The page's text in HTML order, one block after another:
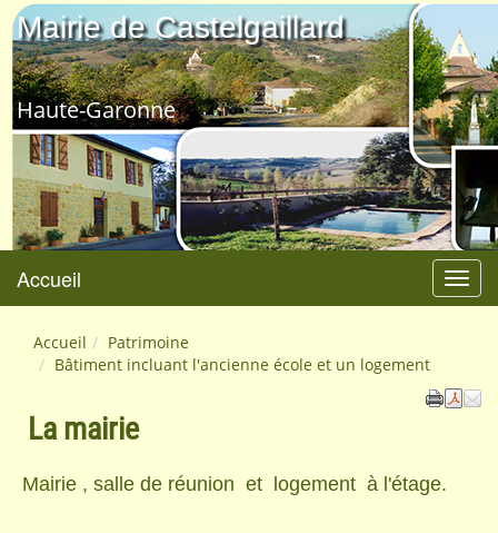
Mairie de Castelgaillard
Haute-Garonne
Menu
Accueil
Accueil
Patrimoine
Bâtiment incluant l'ancienne école et un logement
La mairie
Mairie , salle de réunion et logement à l'étage.